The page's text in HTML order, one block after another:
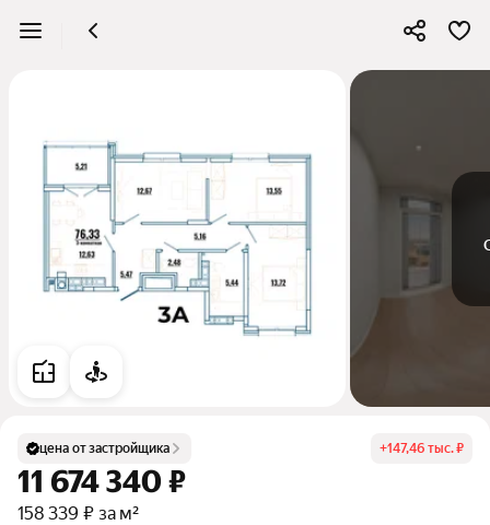
цена от застройщика +147,46 тыс. ₽
11 674 340 ₽
158 339 ₽ за м²